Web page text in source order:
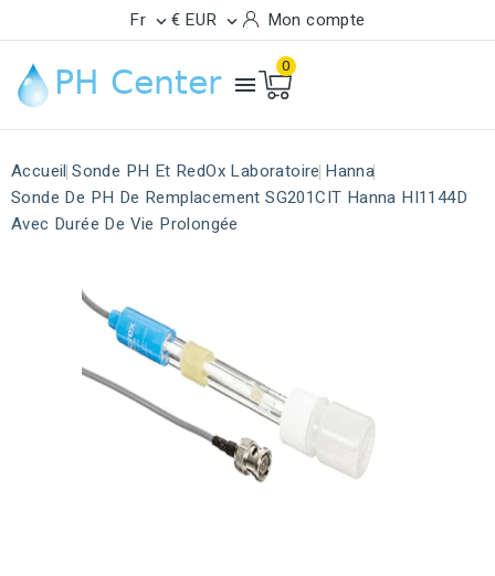
Fr  € EUR  Mon compte

0
Accueil Sonde PH Et RedOx Laboratoire Hanna
Sonde De PH De Remplacement SG201CIT Hanna HI1144D
Avec Durée De Vie Prolongée